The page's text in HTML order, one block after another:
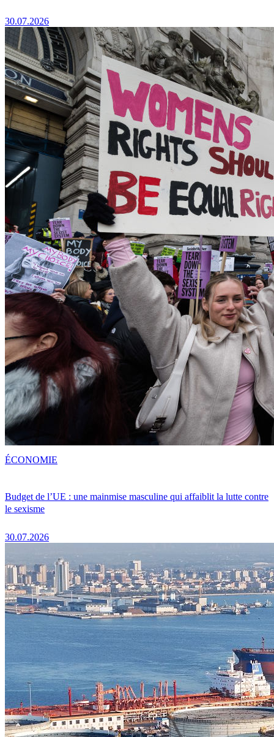
30.07.2026
Budget de l’UE : une mainmise masculine qui affaiblit la lutte contre
le sexisme
30.07.2026
ÉCONOMIE